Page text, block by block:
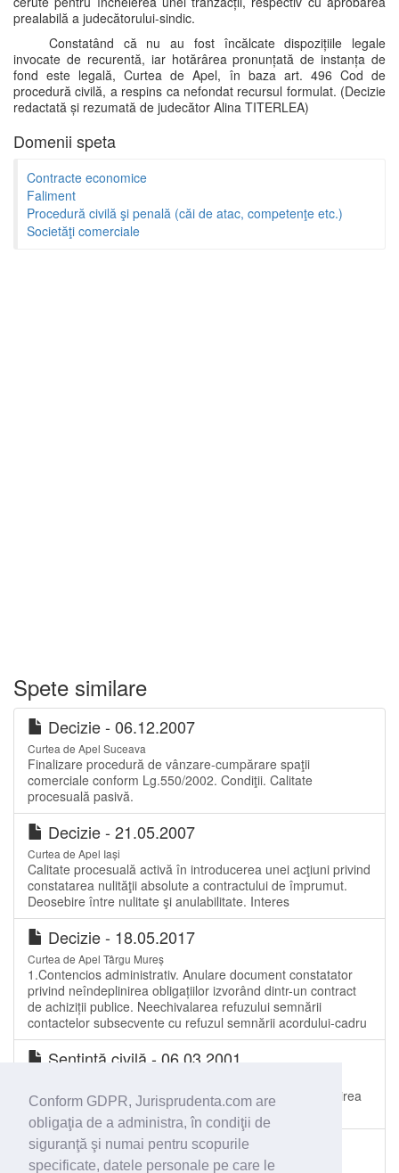
Conform GDPR, Jurisprudenta.com are
obligaţia de a administra, în condiţii de
siguranţă şi numai pentru scopurile
specificate, datele personale pe care le
prealabilă a judecătorului-sindic.
Constatând că nu au fost încălcate dispozițiile legale
invocate de recurentă, iar hotărârea pronunțată de instanța de
fond este legală, Curtea de Apel, în baza art. 496 Cod de
procedură civilă, a respins ca nefondat recursul formulat. (Decizie
redactată și rezumată de judecător Alina TITERLEA)
Domenii speta
Contracte economice
Faliment
Procedură civilă şi penală (căi de atac, competenţe etc.)
Societăţi comerciale
Spete similare
Decizie - 06.12.2007
Curtea de Apel Suceava
Finalizare procedură de vânzare-cumpărare spaţii
comerciale conform Lg.550/2002. Condiţii. Calitate
procesuală pasivă.
Decizie - 21.05.2007
Curtea de Apel Iași
Calitate procesuală activă în introducerea unei acţiuni privind
constatarea nulităţii absolute a contractului de împrumut.
Deosebire între nulitate şi anulabilitate. Interes
Decizie - 18.05.2017
Curtea de Apel Târgu Mureș
1.Contencios administrativ. Anulare document constatator
privind neîndeplinirea obligațiilor izvorând dintr-un contract
de achiziții publice. Neechivalarea refuzului semnării
contactelor subsecvente cu refuzul semnării acordului-cadru
Sentinţă civilă - 06.03.2001
Contract de antrepriză. Daune-interese moratorii. Stabilirea
debitului printr-un act de control financiar.
Decizie - 07.10.2015
Curtea de Apel Oradea